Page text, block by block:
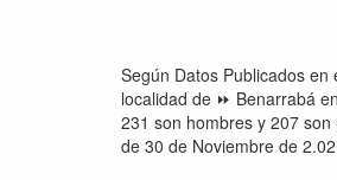
Según Datos Publicados
localidad de ⏩ Benarrabá
231 son hombres y 207
de 30 de Noviembre de